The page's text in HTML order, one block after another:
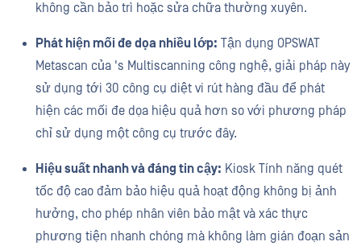
không cần bảo trì hoặc sửa chữa thường xuyên.
Phát hiện mối đe dọa nhiều lớp: Tận dụng OPSWAT
Metascan của 's Multiscanning công nghệ, giải pháp này
sử dụng tới 30 công cụ diệt vi rút hàng đầu để phát
hiện các mối đe dọa hiệu quả hơn so với phương pháp
chỉ sử dụng một công cụ trước đây.
Hiệu suất nhanh và đáng tin cậy: Kiosk Tính năng quét
tốc độ cao đảm bảo hiệu quả hoạt động không bị ảnh
hưởng, cho phép nhân viên bảo mật và xác thực
phương tiện nhanh chóng mà không làm gián đoạn sản